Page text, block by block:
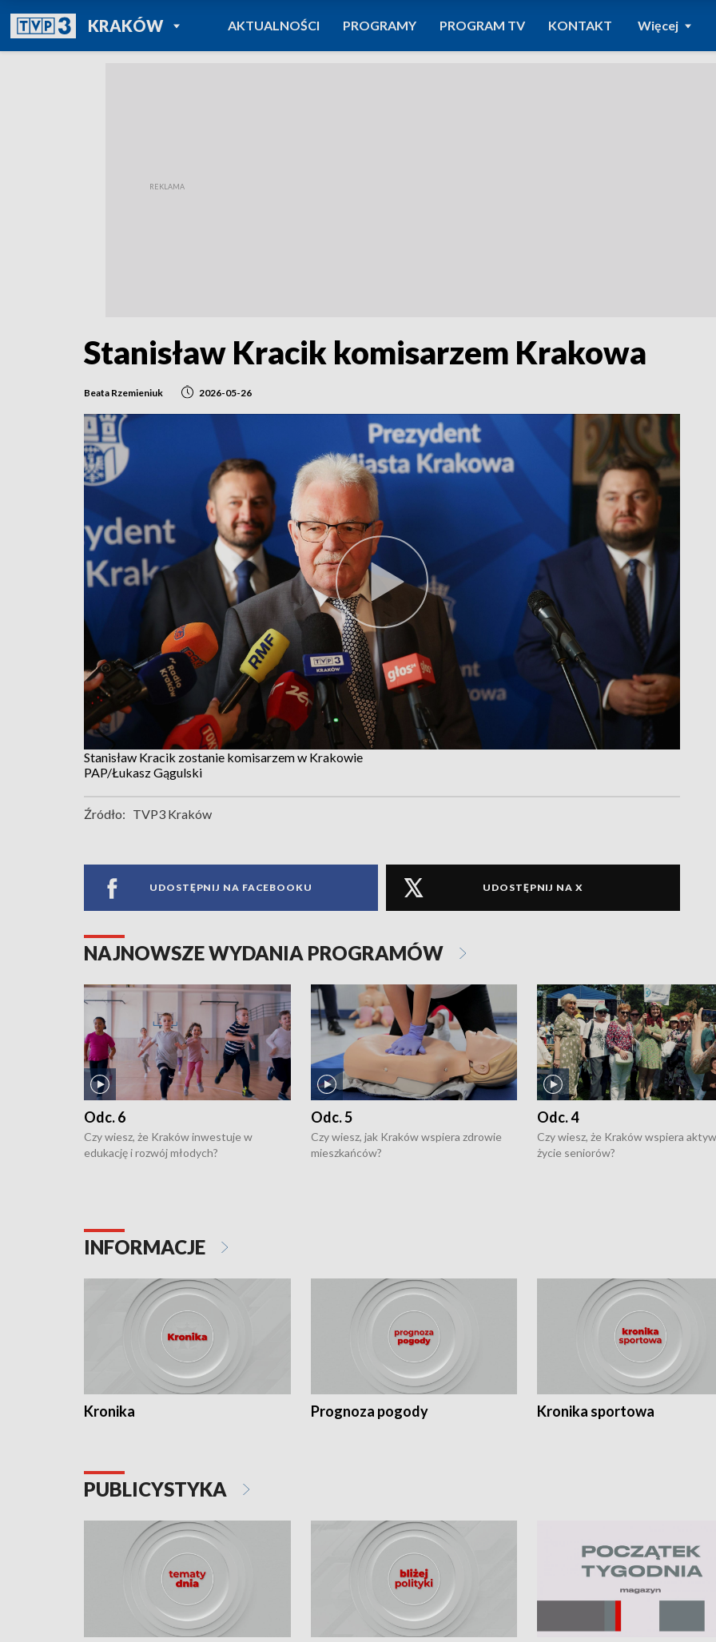
KRAKÓWPOWRÓT DO
TVP REGIONY
AKTUALNOŚCI PROGRAMY PROGRAM TV KONTAKT Więcej
Stanisław Kracik komisarzem Krakowa
Beata Rzemieniuk 2026-05-26
Stanisław Kracik zostanie komisarzem w Krakowie
PAP/Łukasz Gągulski
Źródło: TVP3 Kraków
UDOSTĘPNIJ NA FACEBOOKU UDOSTĘPNIJ NA X
NAJNOWSZE WYDANIA PROGRAMÓW
Odc. 6
Czy wiesz, że Kraków inwestuje w
edukację i rozwój młodych?
Odc. 5
Czy wiesz, jak Kraków wspiera zdrowie
mieszkańców?
Odc. 4
Czy wiesz, że Kraków wspiera
życie seniorów?
INFORMACJE
Kronika Prognoza pogody Kronika sportowa
PUBLICYSTYKA